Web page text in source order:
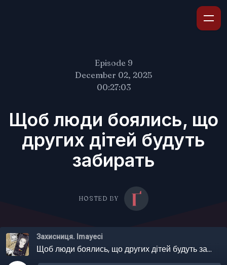
Episode 9
December 02, 2025
00:27:03
Щоб люди боялись, що
других дітей будуть
забирать
HOSTED BY
Захисниця. Imayeci
Щоб люди боялись, що других дітей будуть забирать